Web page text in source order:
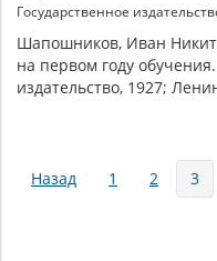
Государственное
Шапошников, Иван
на первом году
издательство, 1927;
Страницы
Назад 1 2 3